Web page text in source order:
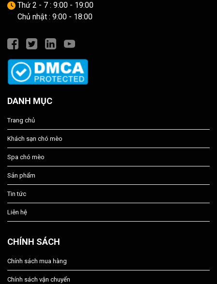
Thứ 2 - 7 : 9:00 - 19:00
Chủ nhật : 9:00 - 18:00
DANH MỤC
Trang chủ
Khách sạn chó mèo
Spa chó mèo
Sản phẩm
Tin tức
Liên hệ
CHÍNH SÁCH
Chính sách mua hàng
Chính sách vận chuyển